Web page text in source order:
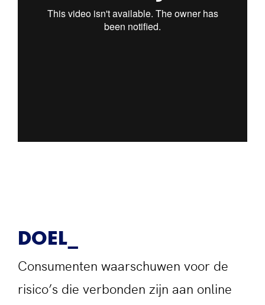
DOEL
Consumenten waarschuwen voor de
risico’s die verbonden zijn aan online